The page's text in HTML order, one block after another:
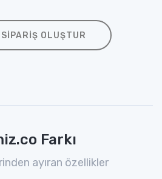
SIPARIŞ OLUŞTUR
Farkı
ayıran özellikler